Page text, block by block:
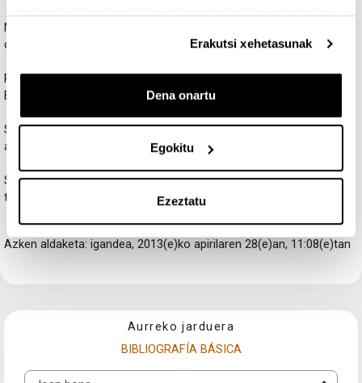
Erakutsi xehetasunak
Dena onartu
Egokitu
Ezeztatu
Nichols, B. (1997). La representación de la realidad. Cuestiones y
conceptos sobre el documental. Barcelona: Paidós.
Rabiger, M. (2007). Tratado de dirección de documentales.
Barcelona: Omega.
Simpson, R. S. (2004). Control de la iluminación: tecnología y
aplicaciones. Andoain: Escuela de Cine y Vídeo.
Soler, Ll. (1998). La realización de documentales y reportajes para
televisión: teoría y práctica. Barcelona: CIMS.
Azken aldaketa: igandea, 2013(e)ko apirilaren 28(e)an, 11:08(e)tan
Aurreko jarduera
BIBLIOGRAFÍA BÁSICA